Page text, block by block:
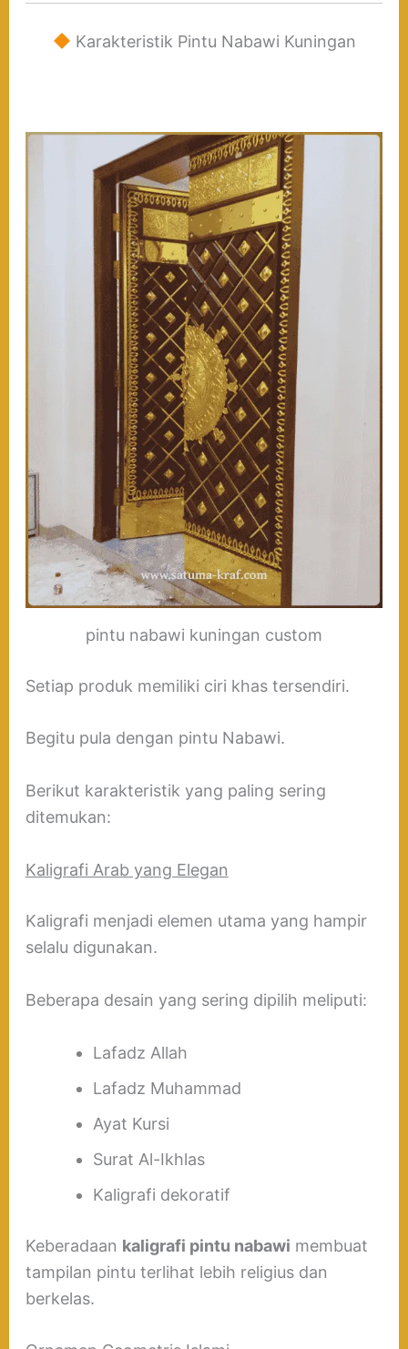
Karakteristik Pintu Nabawi Kuningan
pintu nabawi kuningan custom
Setiap produk memiliki ciri khas tersendiri.
Begitu pula dengan pintu Nabawi.
Berikut karakteristik yang paling sering
ditemukan:
Kaligrafi Arab yang Elegan
Kaligrafi menjadi elemen utama yang hampir
selalu digunakan.
Beberapa desain yang sering dipilih meliputi:
Lafadz Allah
Lafadz Muhammad
Ayat Kursi
Surat Al-Ikhlas
Kaligrafi dekoratif
Keberadaan kaligrafi pintu nabawi membuat
tampilan pintu terlihat lebih religius dan
berkelas.